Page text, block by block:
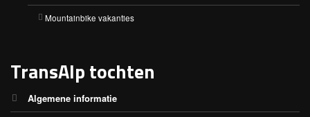
Mountainbike vakanties
TransAlp tochten
Algemene informatie